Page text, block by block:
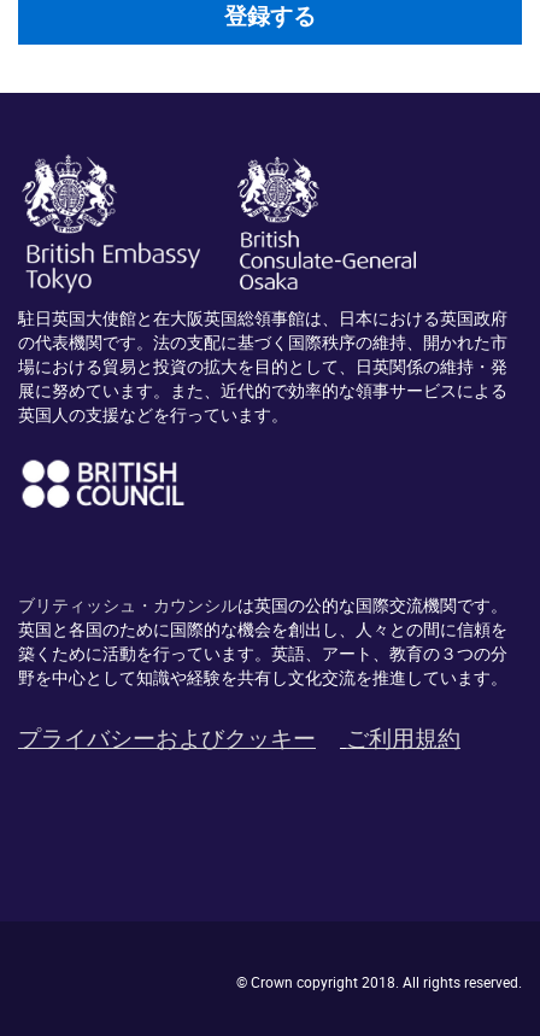
登録する
駐日英国大使館と在大阪英国総領事館は、日本における英国政府
の代表機関です。法の支配に基づく国際秩序の維持、開かれた市
場における貿易と投資の拡大を目的として、日英関係の維持・発
展に努めています。また、近代的で効率的な領事サービスによる
英国人の支援などを行っています。
ブリティッシュ・カウンシルは英国の公的な国際交流機関です。
英国と各国のために国際的な機会を創出し、
人々との間に信頼を
築くために活動を行っています。英語、 アート、 教育の３つの分
野を中心として知識や経験を共有し文化交流を推進 しています。
プライバシーおよびクッキー ご利用規約
© Crown copyright 2018. All rights reserved.